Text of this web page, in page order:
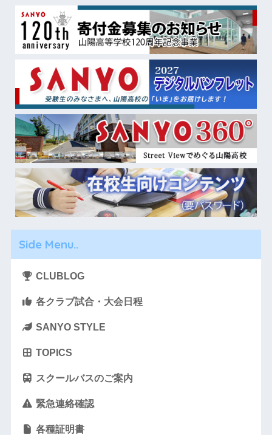
Side Menu..
CLUBLOG
各クラブ試合・大会日程
SANYO STYLE
TOPICS
スクールバスのご案内
緊急連絡確認
各種証明書